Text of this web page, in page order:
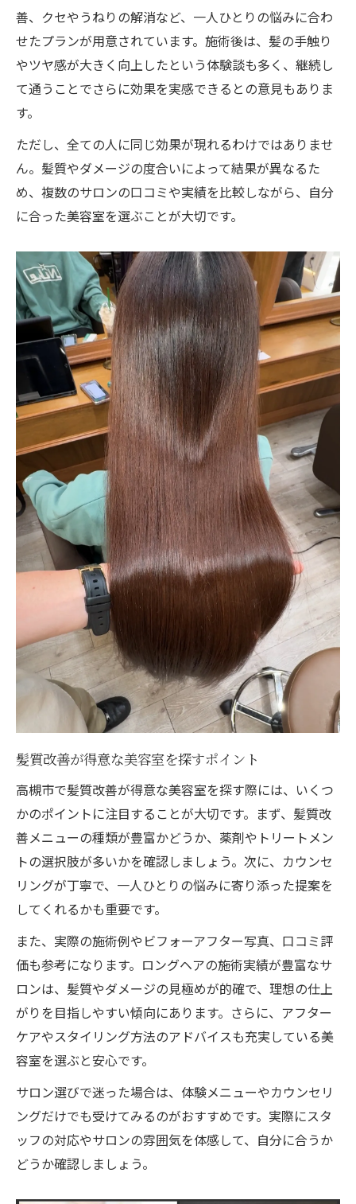
善、クセやうねりの解消など、一人ひとりの悩みに合わ
せたプランが用意されています。施術後は、髪の手触り
やツヤ感が大きく向上したという体験談も多く、継続し
て通うことでさらに効果を実感できるとの意見もありま
す。
ただし、全ての人に同じ効果が現れるわけではありませ
ん。髪質やダメージの度合いによって結果が異なるた
め、複数のサロンの口コミや実績を比較しながら、自分
に合った美容室を選ぶことが大切です。
髪質改善が得意な美容室を探すポイント
高槻市で髪質改善が得意な美容室を探す際には、いくつ
かのポイントに注目することが大切です。まず、髪質改
善メニューの種類が豊富かどうか、薬剤やトリートメン
トの選択肢が多いかを確認しましょう。次に、カウンセ
リングが丁寧で、一人ひとりの悩みに寄り添った提案を
してくれるかも重要です。
また、実際の施術例やビフォーアフター写真、口コミ評
価も参考になります。ロングヘアの施術実績が豊富なサ
ロンは、髪質やダメージの見極めが的確で、理想の仕上
がりを目指しやすい傾向にあります。さらに、アフター
ケアやスタイリング方法のアドバイスも充実している美
容室を選ぶと安心です。
サロン選びで迷った場合は、体験メニューやカウンセリ
ングだけでも受けてみるのがおすすめです。実際にスタ
ッフの対応やサロンの雰囲気を体感して、自分に合うか
どうか確認しましょう。